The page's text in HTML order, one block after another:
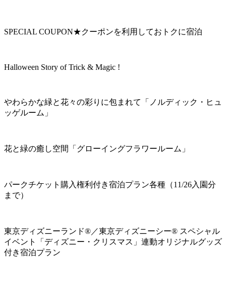
SPECIAL COUPON★クーポンを利用しておトクに宿泊
Halloween Story of Trick & Magic !
やわらかな緑と花々の彩りに包まれて「ノルディック・ヒュ
ッゲルーム」
花と緑の癒し空間「グローイングフラワールーム」
パークチケット購入権利付き宿泊プラン各種（11/26入園分
まで）
東京ディズニーランド®／東京ディズニーシー® スペシャル
イベント「ディズニー・クリスマス」連動オリジナルグッズ
付き宿泊プラン